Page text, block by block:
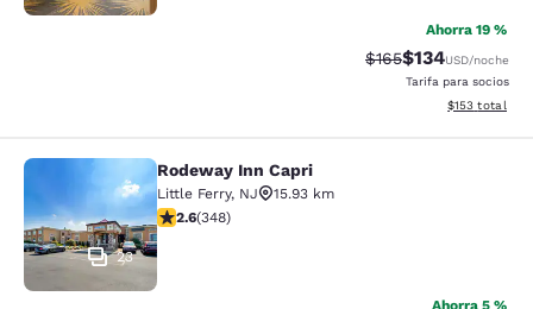
Ahorra 19 %
Tarifa tachada:
$165Tarifa reducida:
$134USD/noche
Tarifa para socios
Ver detalles
$153 total
Rodeway Inn Capri
23
Rodeway Inn Capri
Little Ferry, NJ
15.93 km
Calificación de 2.56 estrellas. Razonable. 348 reseñas
2.6(348)
Ahorra 5 %